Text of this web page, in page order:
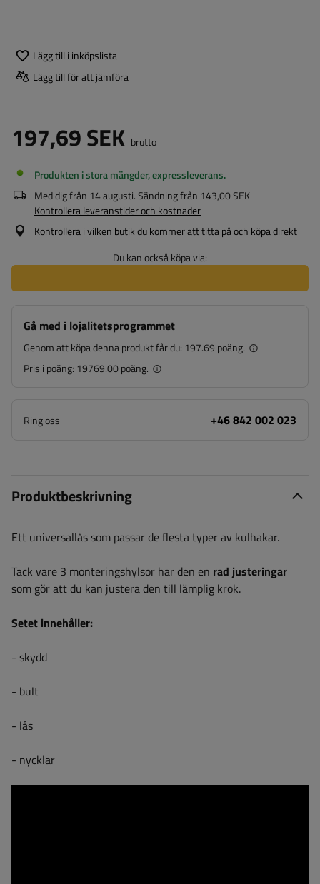
Lägg till i inköpslista
Lägg till för att jämföra
197,69 SEK brutto
Produkten i stora mängder, expressleverans
Med dig från 14 augusti. Sändning från 143,00 SEK
Kontrollera leveranstider och kostnader
Kontrollera i vilken butik du kommer att titta på och köpa direkt
Du kan också köpa via:
Gå med i lojalitetsprogrammet
Genom att köpa denna produkt får du: 197.69 poäng.
Pris i poäng: 19769.00 poäng.
Ring oss +46 842 002 023
Produktbeskrivning
Ett universallås som passar de flesta typer av kulhakar.
Tack vare 3 monteringshylsor har den en rad justeringar
som gör att du kan justera den till lämplig krok.
Setet innehåller:
- skydd
- bult
- lås
- nycklar